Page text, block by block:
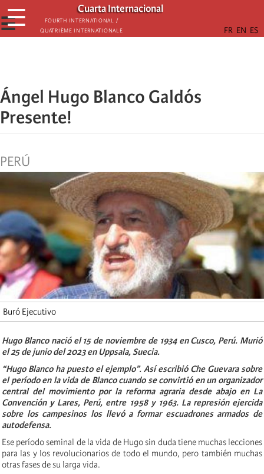
Skip
to
main
Cuarta Internacional
Fourth International /
Quatrième internationale
☰
☰
Ángel Hugo Blanco Galdós
Presente!
PERÚ
Buró Ejecutivo
Hugo Blanco nació el 15 de noviembre de 1934 en Cusco, Perú. Murió
el 25 de junio del 2023 en Uppsala, Suecia.
“Hugo Blanco ha puesto el ejemplo”. Así escribió Che Guevara sobre
el período en la vida de Blanco cuando se convirtió en un organizador
central del movimiento por la reforma agraria desde abajo en La
Convención y Lares, Perú, entre 1958 y 1963. La represión ejercida
sobre los campesinos los llevó a formar escuadrones armados de
autodefensa.
Ese período seminal de la vida de Hugo sin duda tiene muchas lecciones
para las y los revolucionarios de todo el mundo, pero también muchas
otras fases de su larga vida.